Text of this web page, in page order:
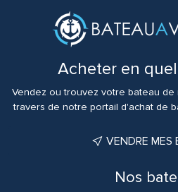
Acheter en
Vendez ou trouvez votre bateau de
travers de notre portail d'achat de
VENDRE MES
Nos